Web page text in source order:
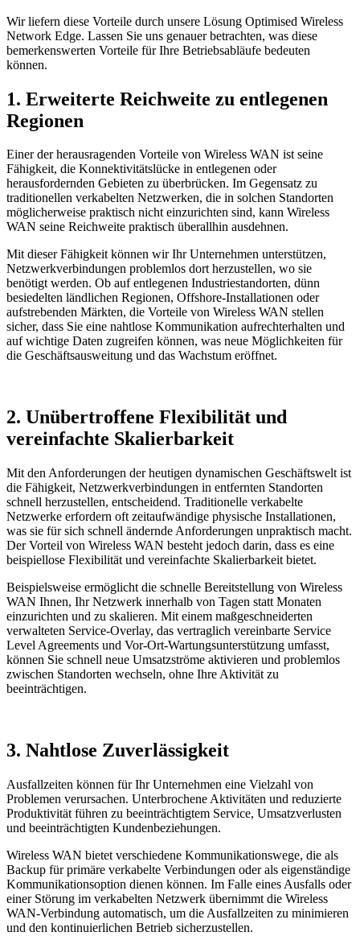
Wir liefern diese Vorteile durch unsere Lösung Optimised Wireless
Network Edge. Lassen Sie uns genauer betrachten, was diese
bemerkenswerten Vorteile für Ihre Betriebsabläufe bedeuten
können.
1. Erweiterte Reichweite zu entlegenen
Regionen
Einer der herausragenden Vorteile von Wireless WAN ist seine
Fähigkeit, die Konnektivitätslücke in entlegenen oder
herausfordernden Gebieten zu überbrücken. Im Gegensatz zu
traditionellen verkabelten Netzwerken, die in solchen Standorten
möglicherweise praktisch nicht einzurichten sind, kann Wireless
WAN seine Reichweite praktisch überallhin ausdehnen.
Mit dieser Fähigkeit können wir Ihr Unternehmen unterstützen,
Netzwerkverbindungen problemlos dort herzustellen, wo sie
benötigt werden. Ob auf entlegenen Industriestandorten, dünn
besiedelten ländlichen Regionen, Offshore-Installationen oder
aufstrebenden Märkten, die Vorteile von Wireless WAN stellen
sicher, dass Sie eine nahtlose Kommunikation aufrechterhalten und
auf wichtige Daten zugreifen können, was neue Möglichkeiten für
die Geschäftsausweitung und das Wachstum eröffnet.
2. Unübertroffene Flexibilität und
vereinfachte Skalierbarkeit
Mit den Anforderungen der heutigen dynamischen Geschäftswelt ist
die Fähigkeit, Netzwerkverbindungen in entfernten Standorten
schnell herzustellen, entscheidend. Traditionelle verkabelte
Netzwerke erfordern oft zeitaufwändige physische Installationen,
was sie für sich schnell ändernde Anforderungen unpraktisch macht.
Der Vorteil von Wireless WAN besteht jedoch darin, dass es eine
beispiellose Flexibilität und vereinfachte Skalierbarkeit bietet.
Beispielsweise ermöglicht die schnelle Bereitstellung von Wireless
WAN Ihnen, Ihr Netzwerk innerhalb von Tagen statt Monaten
einzurichten und zu skalieren. Mit einem maßgeschneiderten
verwalteten Service-Overlay, das vertraglich vereinbarte Service
Level Agreements und Vor-Ort-Wartungsunterstützung umfasst,
können Sie schnell neue Umsatzströme aktivieren und problemlos
zwischen Standorten wechseln, ohne Ihre Aktivität zu
beeinträchtigen.
3. Nahtlose Zuverlässigkeit
Ausfallzeiten können für Ihr Unternehmen eine Vielzahl von
Problemen verursachen. Unterbrochene Aktivitäten und reduzierte
Produktivität führen zu beeinträchtigtem Service, Umsatzverlusten
und beeinträchtigten Kundenbeziehungen.
Wireless WAN bietet verschiedene Kommunikationswege, die als
Backup für primäre verkabelte Verbindungen oder als eigenständige
Kommunikationsoption dienen können. Im Falle eines Ausfalls oder
einer Störung im verkabelten Netzwerk übernimmt die Wireless
WAN-Verbindung automatisch, um die Ausfallzeiten zu minimieren
und den kontinuierlichen Betrieb sicherzustellen.